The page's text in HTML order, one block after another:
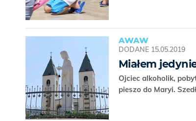
AWAW
DODANE 15.05.2019
Miałem
Ojciec alkoholik,
pieszo do Maryi.